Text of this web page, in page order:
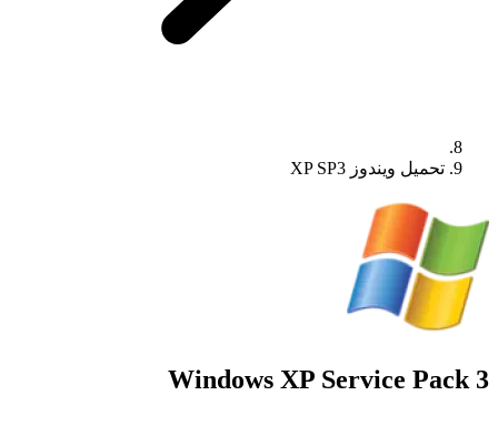
تحميل ويندوز XP SP3
Windows XP Service Pack 3